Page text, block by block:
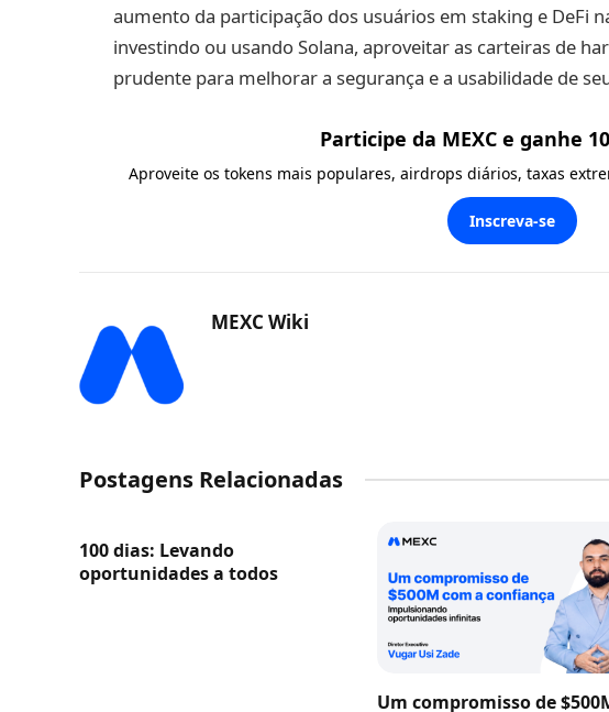
aumento da participação dos usuários em staking e DeFi
investindo ou usando Solana, aproveitar as carteiras de
prudente para melhorar a segurança e a usabilidade de
Participe da MEXC e ganhe
Aproveite os tokens mais populares, airdrops diários, taxas
Inscreva-se
MEXC Wiki
Postagens Relacionadas
100 dias: Levando
oportunidades a todos
Um compromisso de